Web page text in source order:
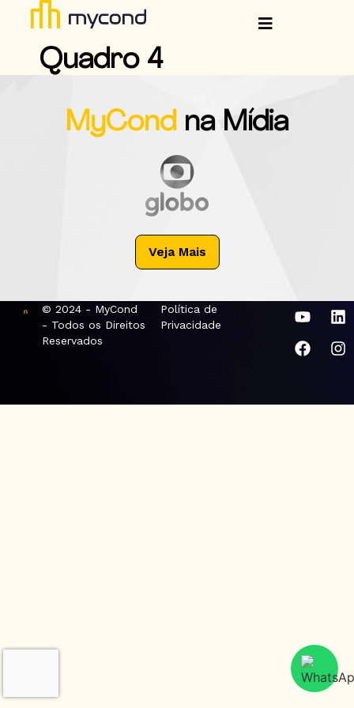
Quadro 4
MyCond na Mídia
Veja Mais
© 2024 - MyCond
- Todos os Direitos
Reservados
Política de
Privacidade